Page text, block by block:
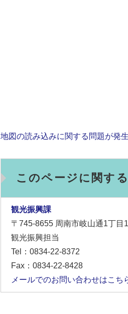
地図の読み込みに関する問題が発
このページに関す
観光振興課
〒745-8655 周南市岐山通1丁目
観光振興担当
Tel：0834-22-8372
Fax：0834-22-8428
メールでのお問い合わせはこち